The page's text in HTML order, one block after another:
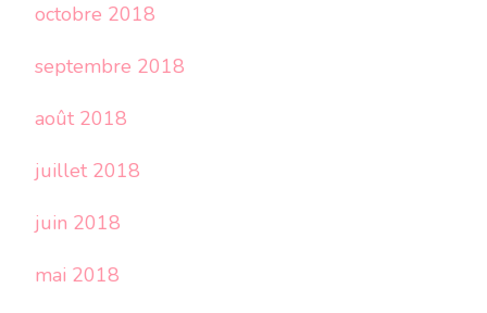
octobre 2018
septembre 2018
août 2018
juillet 2018
juin 2018
mai 2018